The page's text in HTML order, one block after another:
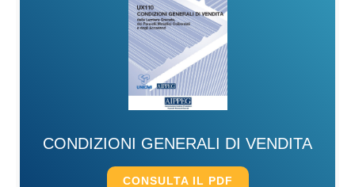
CONDIZIONI GENERALI DI VENDITA
CONSULTA IL PDF